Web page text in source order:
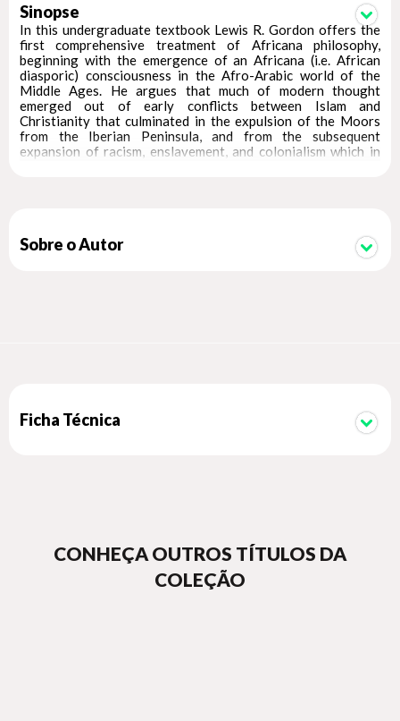
Sinopse
In this undergraduate textbook Lewis R. Gordon offers the
first comprehensive treatment of Africana philosophy,
beginning with the emergence of an Africana (i.e. African
diasporic) consciousness in the Afro-Arabic world of the
Middle Ages. He argues that much of modern thought
emerged out of early conflicts between Islam and
Christianity that culminated in the expulsion of the Moors
from the Iberian Peninsula, and from the subsequent
expansion of racism, enslavement, and colonialism which in
knowledge and freedom today, and the response to them
Sobre o Autor
Ficha Técnica
CONHEÇA OUTROS TÍTULOS DA
COLEÇÃO